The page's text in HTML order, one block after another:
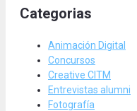
Categorias
Animación Digital
Concursos
Creative CITM
Entrevistas alumni
Fotografía